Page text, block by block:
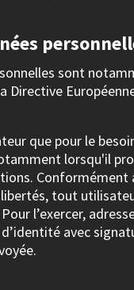
sont
Directive
que pour le
lorsqu'il
Conformément
tout
l’exercer,
avec